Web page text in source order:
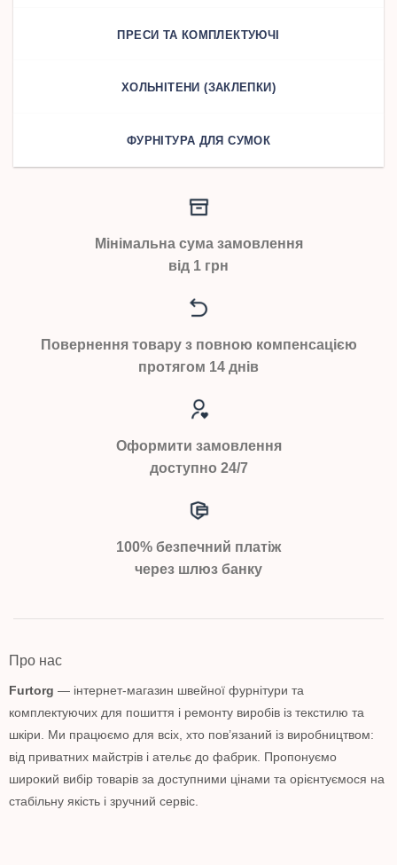
ПРЕСИ ТА КОМПЛЕКТУЮЧІ
ХОЛЬНІТЕНИ (ЗАКЛЕПКИ)
ФУРНІТУРА ДЛЯ СУМОК
Мінімальна сума замовлення
від 1 грн
Повернення товару з повною компенсацією
протягом 14 днів
Оформити замовлення
доступно 24/7
100% безпечний платіж
через шлюз банку
Про нас
Furtorg — інтернет-магазин швейної фурнітури та
комплектуючих для пошиття і ремонту виробів із текстилю та
шкіри. Ми працюємо для всіх, хто пов’язаний із виробництвом:
від приватних майстрів і ательє до фабрик. Пропонуємо
широкий вибір товарів за доступними цінами та орієнтуємося на
стабільну якість і зручний сервіс.